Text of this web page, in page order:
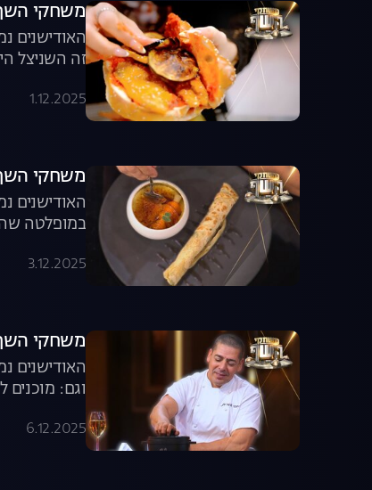
משחקי השף, עונה 8, פרק 11:
האודישנים
זה השניצל
1.12.2025
משחקי השף, עונה 8, פרק
האודישנים
במופלטה
3.12.2025
משחקי השף, עונה 8, פרק 13:
האודישנים
וגם:
6.12.2025